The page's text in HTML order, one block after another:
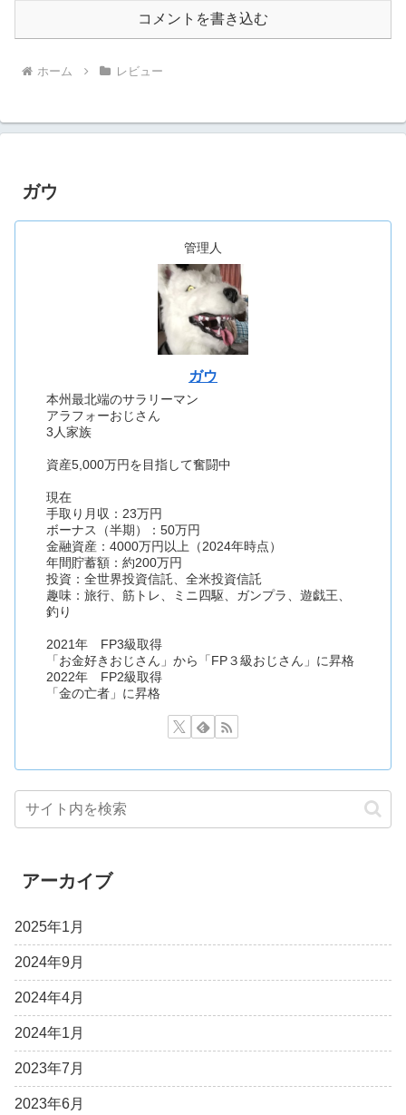
コメントを書き込む
ホーム レビュー
ガウ
管理人
ガウ
本州最北端のサラリーマン
アラフォーおじさん
3人家族
資産5,000万円を目指して奮闘中
現在
手取り月収：23万円
ボーナス（半期）：50万円
金融資産：4000万円以上（2024年時点）
年間貯蓄額：約200万円
投資：全世界投資信託、全米投資信託
趣味：旅行、筋トレ、ミニ四駆、ガンプラ、遊戯王、
釣り
2021年 FP3級取得
「お金好きおじさん」から「FP３級おじさん」に昇格
2022年 FP2級取得
「金の亡者」に昇格
アーカイブ
2025年1月
2024年9月
2024年4月
2024年1月
2023年7月
2023年6月